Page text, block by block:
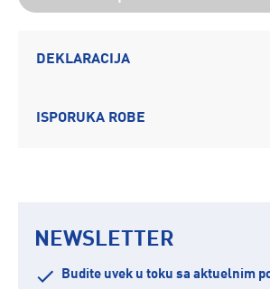
DEKLARACIJA
ISPORUKA ROBE
NEWSLETTER
Budite uvek u toku sa aktuelnim